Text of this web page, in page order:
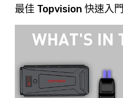
最佳 Topvision 快速入門